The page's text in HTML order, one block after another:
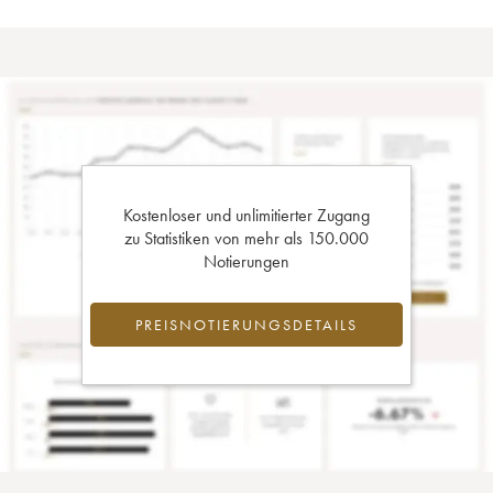
Kostenloser und unlimitierter Zugang
zu Statistiken von mehr als 150.000
Notierungen
PREISNOTIERUNGSDETAILS